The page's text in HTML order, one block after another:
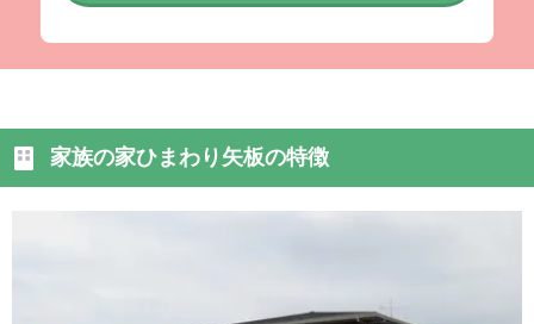
家族の家ひまわり矢板の特徴